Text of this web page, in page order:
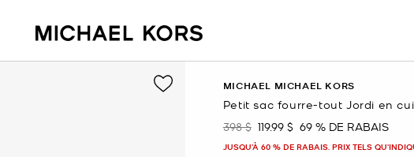
MICHAEL MICHAEL KORS
Petit sac fourre-tout Jordi en
était
398 $ maintenant
119.99 $ 69 % DE RABAIS
JUSQU’À 60 % DE RABAIS. PRIX TELS